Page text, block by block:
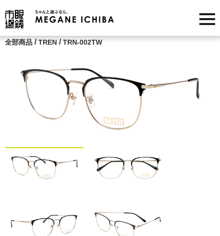
全部商品 /TREN /TRN-002TW